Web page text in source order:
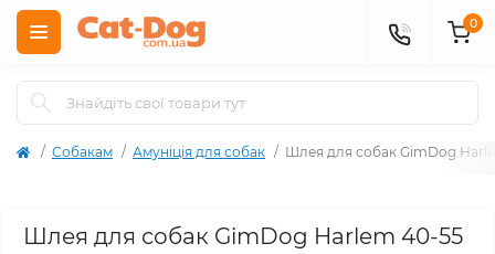
0
Собакам Амуніція для собак Шлея для собак GimDog
Шлея для собак GimDog Harlem 40-55